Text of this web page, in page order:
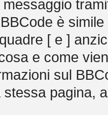
è
[ e ]
e come
sul
pagina,